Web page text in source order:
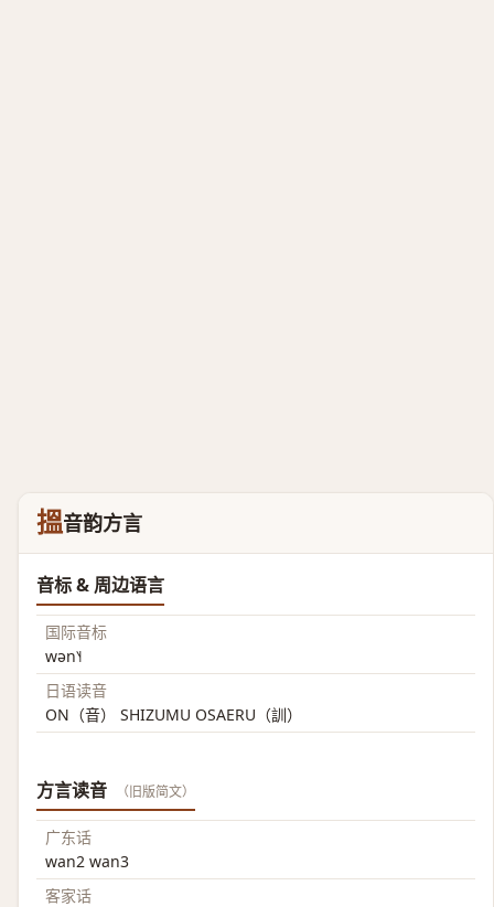
搵音韵方言
音标 & 周边语言
国际音标
wən˥˧
日语读音
ON（音） SHIZUMU OSAERU（訓）
方言读音 （旧版简文）
广东话
wan2 wan3
客家话